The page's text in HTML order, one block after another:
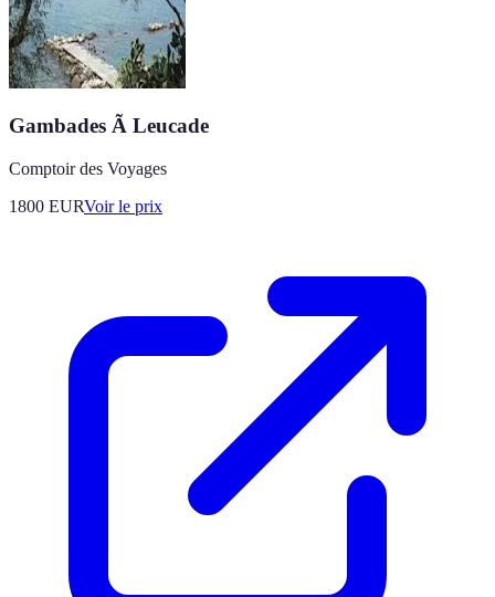
Gambades Ã Leucade
Comptoir des Voyages
1800 EURVoir le prix